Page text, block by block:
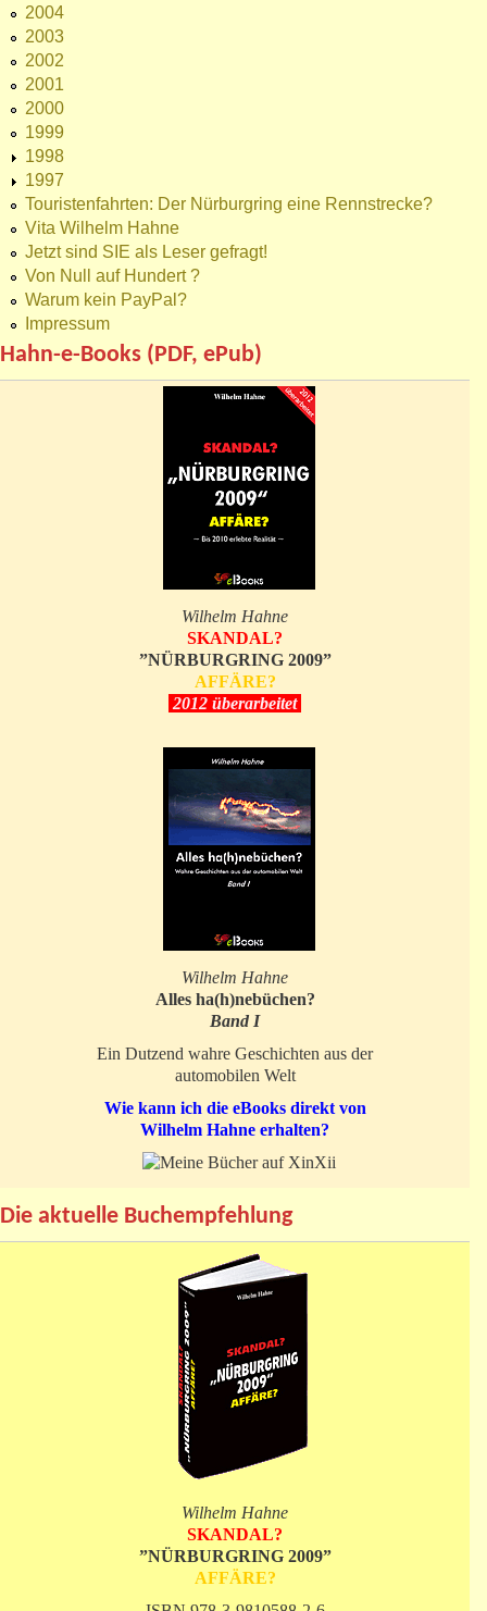
2004
2003
2002
2001
2000
1999
1998
1997
Touristenfahrten: Der Nürburgring eine Rennstrecke?
Vita Wilhelm Hahne
Jetzt sind SIE als Leser gefragt!
Von Null auf Hundert ?
Warum kein PayPal?
Impressum
Hahn-e-Books (PDF, ePub)
Wilhelm Hahne
SKANDAL?
”NÜRBURGRING 2009”
AFFÄRE?
2012 überarbeitet
Wilhelm Hahne
Alles ha(h)nebüchen?
Band I
Ein Dutzend wahre Geschichten aus der
automobilen Welt
Wie kann ich die eBooks direkt von
Wilhelm Hahne erhalten?
Die aktuelle Buchempfehlung
Wilhelm Hahne
SKANDAL?
”NÜRBURGRING 2009”
AFFÄRE?